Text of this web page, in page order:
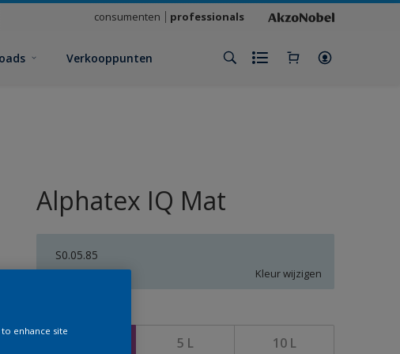
consumenten professionals
Verkooppunten
Alphatex IQ Mat
S0.05.85
Kleur wijzigen
5 L 10 L
enhance site